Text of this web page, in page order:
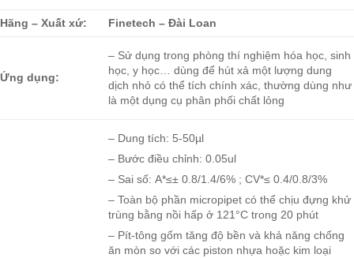
Hãng – Xuất xứ: Finetech – Đài Loan
Ứng dụng:
– Sử dụng trong phòng thí nghiệm hóa học, sinh
học, y học… dùng để hút xả một lượng dung
dịch nhỏ có thể tích chính xác, thường dùng như
là một dụng cụ phân phối chất lỏng
– Dung tích: 5-50µl
– Bước điều chỉnh: 0.05ul
– Sai số: A*≤± 0.8/1.4/6% ; CV*≤ 0.4/0.8/3%
– Toàn bộ phần micropipet có thể chịu đựng khử
trùng bằng nồi hấp ở 121°C trong 20 phút
– Pít-tông gốm tăng độ bền và khả năng chống
ăn mòn so với các piston nhựa hoặc kim loại